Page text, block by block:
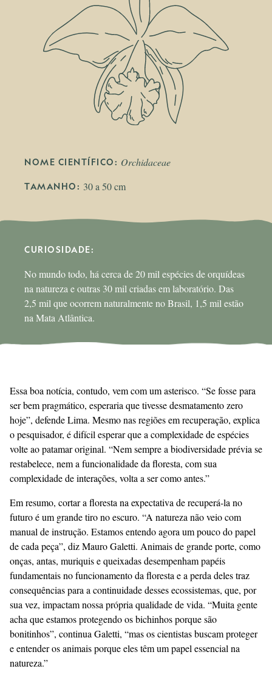
NOME CIENTÍFICO: Orchidaceae
TAMANHO: 30 a 50 cm
CURIOSIDADE:
No mundo todo, há cerca de 20 mil espécies de orquídeas
na natureza e outras 30 mil criadas em laboratório. Das
2,5 mil que ocorrem naturalmente no Brasil, 1,5 mil estão
na Mata Atlântica.
Essa boa notícia, contudo, vem com um asterisco. “Se fosse para
ser bem pragmático, esperaria que tivesse desmatamento zero
hoje”, defende Lima. Mesmo nas regiões em recuperação, explica
o pesquisador, é difícil esperar que a complexidade de espécies
volte ao patamar original. “Nem sempre a biodiversidade prévia se
restabelece, nem a funcionalidade da floresta, com sua
complexidade de interações, volta a ser como antes.”
Em resumo, cortar a floresta na expectativa de recuperá-la no
futuro é um grande tiro no escuro. “A natureza não veio com
manual de instrução. Estamos entendo agora um pouco do papel
de cada peça”, diz Mauro Galetti. Animais de grande porte, como
onças, antas, muriquis e queixadas desempenham papéis
fundamentais no funcionamento da floresta e a perda deles traz
consequências para a continuidade desses ecossistemas, que, por
sua vez, impactam nossa própria qualidade de vida. “Muita gente
acha que estamos protegendo os bichinhos porque são
bonitinhos”, continua Galetti, “mas os cientistas buscam proteger
e entender os animais porque eles têm um papel essencial na
natureza.”